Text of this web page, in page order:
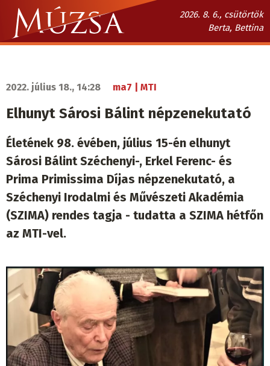
Ugrás
tartalomra
2026. 8. 6., csütörtök
Berta, Bettina
Múzsa.sk
navigáció
2022. július 18., 14:28 ma7 | MTI
Elhunyt Sárosi Bálint népzenekutató
Életének 98. évében, július 15-én elhunyt
Sárosi Bálint Széchenyi-, Erkel Ferenc- és
Prima Primissima Díjas népzenekutató, a
Széchenyi Irodalmi és Művészeti Akadémia
(SZIMA) rendes tagja - tudatta a SZIMA hétfőn
az MTI-vel.